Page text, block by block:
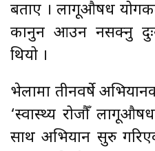
बताए । लागूऔषध
कानुन आउन नसक्नु
थियो ।
भेलामा तीनवर्षे
‘स्वास्थ्य रोजौँ
साथ अभियान सुरु